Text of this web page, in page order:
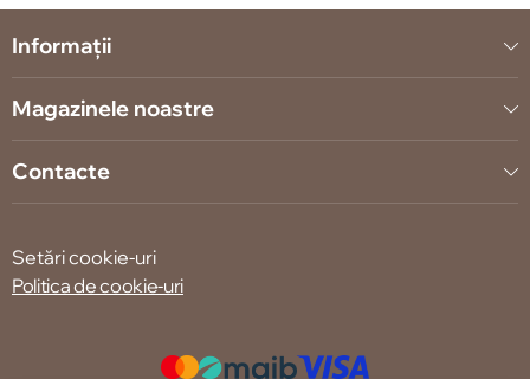
Informații
Magazinele noastre
Contacte
Setări cookie-uri
Politica de cookie-uri